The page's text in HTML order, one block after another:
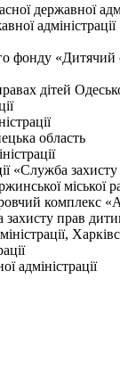
державної
адміністрації
«Дитячий
дітей
область
«Служба
міської
комплекс
прав
адміністрації